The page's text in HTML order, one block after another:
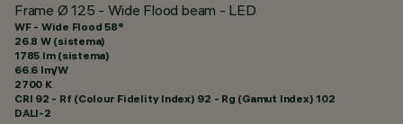
Frame Ø 125 - Wide Flood beam - LED
WF - Wide Flood 58°
26.8 W (sistema)
1785 lm (sistema)
66.6 lm/W
2700 K
CRI 92 - Rf (Colour Fidelity Index) 92 - Rg (Gamut Index) 102
DALI-2